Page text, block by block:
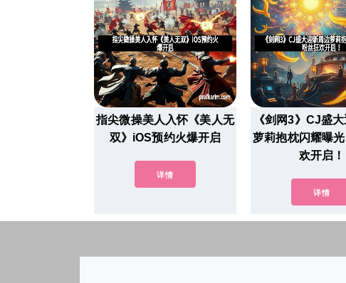
指尖微操美人入怀《美人无
双》iOS预约火爆开启
详情
《剑网3》CJ盛
萝莉抱枕闪耀曝
欢开启！
详情